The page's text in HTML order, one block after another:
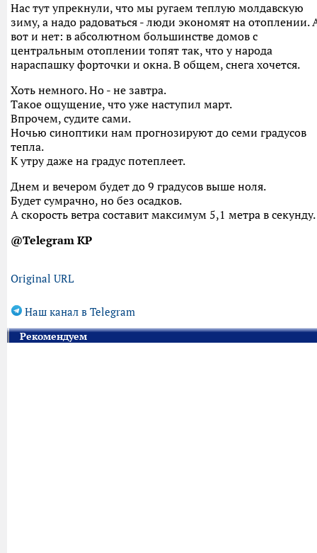
Нас тут упрекнули, что мы ругаем теплую молдавскую
зиму, а надо радоваться - люди экономят на отоплении.
вот и нет: в абсолютном большинстве домов с
центральным отоплении топят так, что у народа
нараспашку форточки и окна. В общем, снега хочется.
Хоть немного. Но - не завтра.
Такое ощущение, что уже наступил март.
Впрочем, судите сами.
Ночью синоптики нам прогнозируют до семи градусов
тепла.
К утру даже на градус потеплеет.
Днем и вечером будет до 9 градусов выше ноля.
Будет сумрачно, но без осадков.
А скорость ветра составит максимум 5,1 метра в секунду.
@Telegram KP
Original URL
Наш канал в Telegram
Рекомендуем